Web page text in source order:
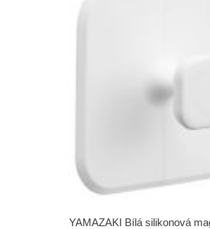
YAMAZAKI Bílá silikonová